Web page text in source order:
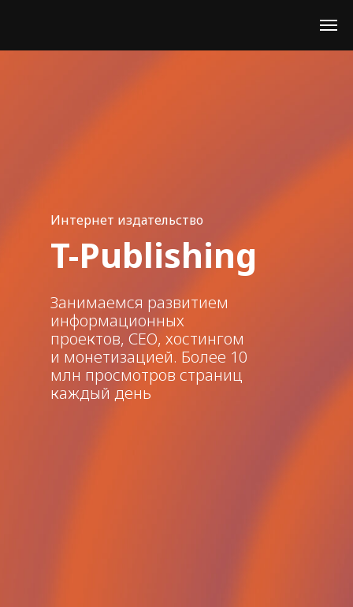
T-Publishing
Интернет издательство
Занимаемся развитием
информационных
проектов, СЕО, хостингом
и монетизацией. Более 10
млн просмотров страниц
каждый день